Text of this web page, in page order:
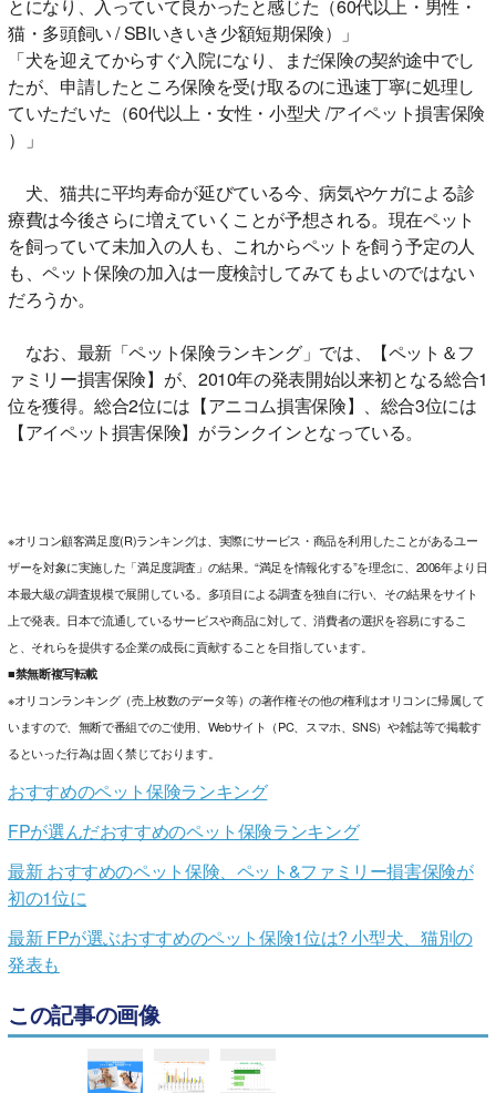
とになり、入っていて良かったと感じた（60代以上・男性・
猫・多頭飼い / SBIいきいき少額短期保険）」
「犬を迎えてからすぐ入院になり、まだ保険の契約途中でし
たが、申請したところ保険を受け取るのに迅速丁寧に処理し
ていただいた（60代以上・女性・小型犬 /アイペット損害保険
）」
犬、猫共に平均寿命が延びている今、病気やケガによる診
療費は今後さらに増えていくことが予想される。現在ペット
を飼っていて未加入の人も、これからペットを飼う予定の人
も、ペット保険の加入は一度検討してみてもよいのではない
だろうか。
なお、最新「ペット保険ランキング」では、【ペット＆フ
ァミリー損害保険】が、2010年の発表開始以来初となる総合1
位を獲得。総合2位には【アニコム損害保険】、総合3位には
【アイペット損害保険】がランクインとなっている。
※オリコン顧客満足度(R)ランキングは、実際にサービス・商品を利用したことがあるユー
ザーを対象に実施した「満足度調査」の結果。“満足を情報化する”を理念に、2006年より日
本最大級の調査規模で展開している。多項目による調査を独自に行い、その結果をサイト
上で発表。日本で流通しているサービスや商品に対して、消費者の選択を容易にするこ
と、それらを提供する企業の成長に貢献することを目指しています。
■禁無断複写転載
※オリコンランキング（売上枚数のデータ等）の著作権その他の権利はオリコンに帰属して
いますので、無断で番組でのご使用、Webサイト（PC、スマホ、SNS）や雑誌等で掲載す
るといった行為は固く禁じております。
おすすめのペット保険ランキング
FPが選んだおすすめのペット保険ランキング
最新 おすすめのペット保険、ペット&ファミリー損害保険が
初の1位に
最新 FPが選ぶおすすめのペット保険1位は? 小型犬、猫別の
発表も
この記事の画像